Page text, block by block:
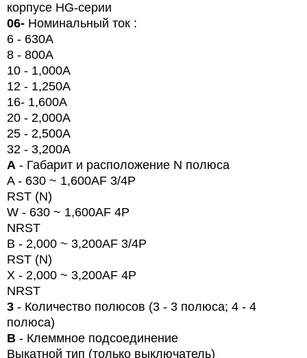
корпусе HG-серии
06- Номинальный ток :
6 - 630A
8 - 800A
10 - 1,000A
12 - 1,250A
16- 1,600A
20 - 2,000A
25 - 2,500A
32 - 3,200A
А - Габарит и расположение N полюса
A - 630 ~ 1,600AF 3/4P
RST (N)
W - 630 ~ 1,600AF 4P
NRST
B - 2,000 ~ 3,200AF 3/4P
RST (N)
X - 2,000 ~ 3,200AF 4P
NRST
3 - Количество полюсов (3 - 3 полюса; 4 - 4
полюса)
B - Клеммное подсоединение
Выкатной тип (только выключатель)